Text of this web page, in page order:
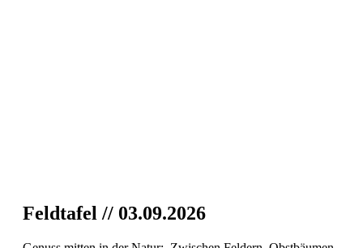
Feldtafel // 03.09.2026